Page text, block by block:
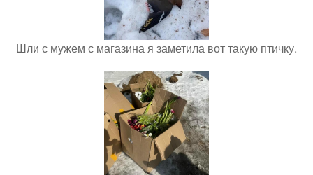
Шли с мужем с магазина я заметила вот такую птичку.